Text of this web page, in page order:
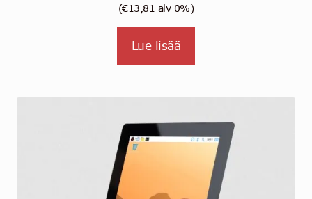
(€13,81 alv 0%)
Lue lisää